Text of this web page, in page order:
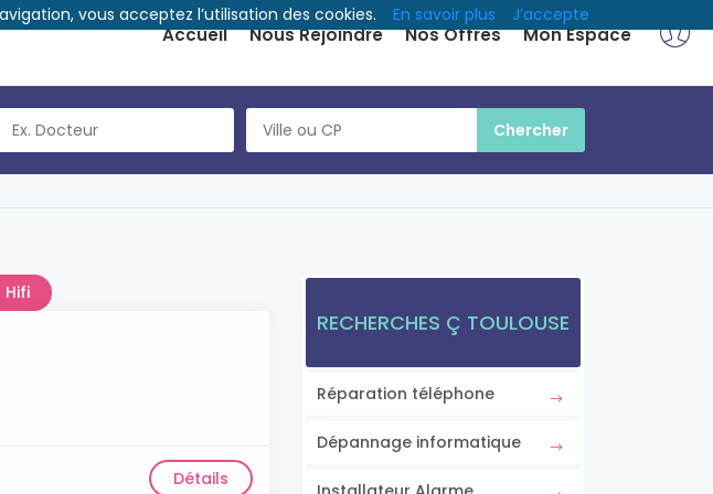
Accueil Nous Rejoindre Nos Offres Mon Espace
Détails
RECHERCHES Ç TOULOUSE
Réparation téléphone
Dépannage informatique
vous acceptez l’utilisation des cookies. En savoir plus J’accepte